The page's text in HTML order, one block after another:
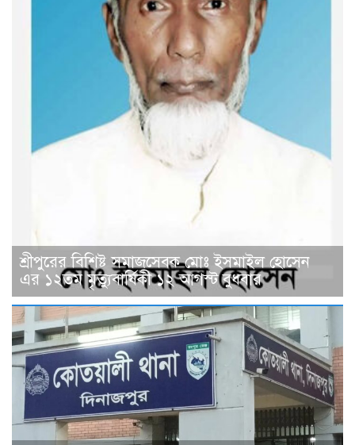
শ্রীপুরের বিশিষ্ট সমাজসেবক মোঃ ইসমাইল হোসেন
এর ১২তম মৃত্যুবার্ষিকী ১২ আগস্ট বুধবার